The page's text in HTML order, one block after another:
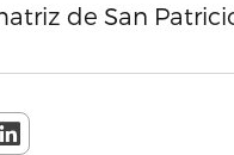
de San